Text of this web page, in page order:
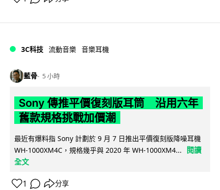
3C科技 流動音樂 音樂耳機
藍骨 5 小時
Sony 傳推平價復刻版耳筒 沿用六年
舊款規格挑戰加價潮
最近有爆料指 Sony 計劃於 9 月 7 日推出平價復刻版降噪耳機
WH-1000XM4C，規格幾乎與 2020 年 WH-1000XM4...
閱讀
全文
1 分享